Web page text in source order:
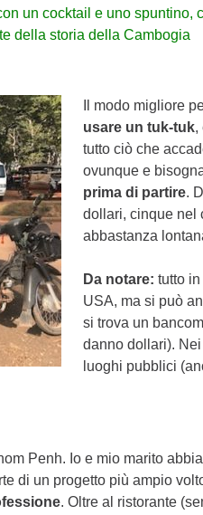
un cocktail e uno spuntino,
della storia della Cambogia
Il modo migliore
usare un tuk-tuk,
tutto ciò che
ovunque e
prima di partire.
dollari, cinque nel
abbastanza
Da notare: tutto
USA, ma si può
si trova un
danno dollari).
luoghi pubblici
Penh. Io e mio marito
di un progetto più ampio
. Oltre al ristorante